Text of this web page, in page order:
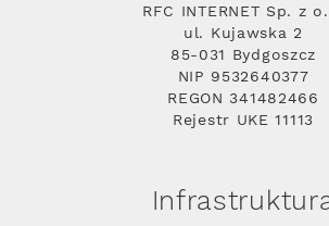
RFC INTERNET Sp. z
ul. Kujawska 2
85-031 Bydgoszcz
NIP 9532640377
REGON 341482466
Rejestr UKE 11113